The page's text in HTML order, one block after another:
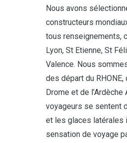
Nous avons
constructeurs
tous renseignements,
Lyon, St Etienne, St
Valence. Nous
des départ du RHONE,
Drome et de l’Ardèche
voyageurs se sentent
et les glaces latérales
sensation de voyage